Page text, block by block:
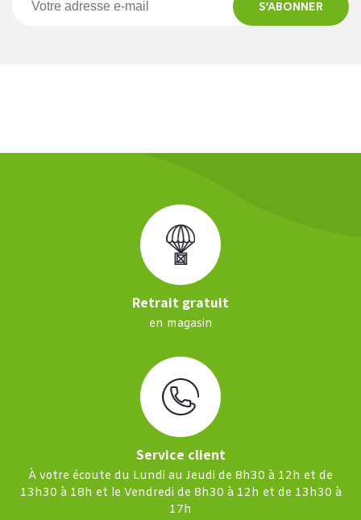
S’ABONNER
Retrait gratuit
en magasin
Service client
À votre écoute du Lundi au Jeudi de 8h30 à 12h et de
13h30 à 18h et le Vendredi de 8h30 à 12h et de 13h30 à
17h